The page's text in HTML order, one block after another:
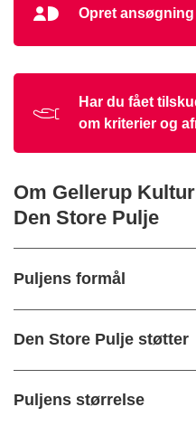
MitId
Ikon
Opret
Har du fået
om kriterier og
Om Gellerup
Den Store Pulje
Puljens formål
Den Store Pulje støtter
Puljens størrelse